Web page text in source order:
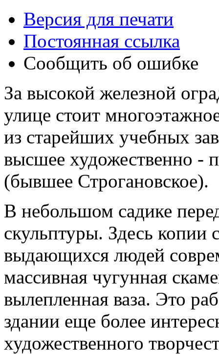
Версия для печати
Постоянная ссылка
Сообщить об ошибке
За высокой железной
улице стоит
из старейших учебных
высшее художественно
(бывшее Строгановское).
В небольшом садике
скульптуры. Здесь
выдающихся людей
массивная чугунная
вылепленная ваза. Это
здании еще более
художественного